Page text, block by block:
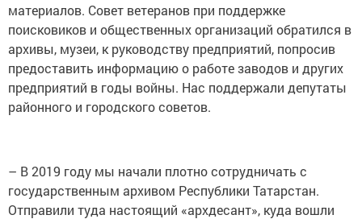
материалов. Совет ветеранов при поддержке
поисковиков и общественных организаций обратился в
архивы, музеи, к руководству предприятий, попросив
предоставить информацию о работе заводов и других
предприятий в годы войны. Нас поддержали депутаты
районного и городского советов.
– В 2019 году мы начали плотно сотрудничать с
государственным архивом Республики Татарстан.
Отправили туда настоящий «архдесант», куда вошли